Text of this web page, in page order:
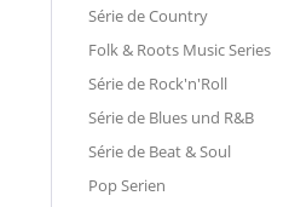
Série de Country
Folk & Roots Music Series
Série de Rock'n'Roll
Série de Blues und R&B
Série de Beat & Soul
Pop Serien